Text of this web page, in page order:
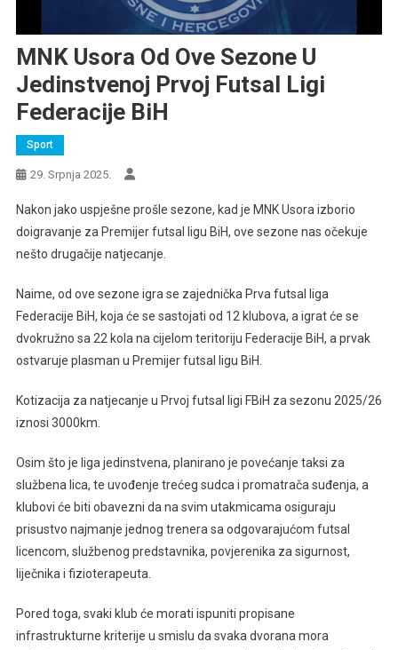
MNK Usora Od Ove Sezone U
Jedinstvenoj Prvoj Futsal Ligi
Federacije BiH
Sport
29. Srpnja 2025.
Nakon jako uspješne prošle sezone, kad je MNK Usora izborio
doigravanje za Premijer futsal ligu BiH, ove sezone nas očekuje
nešto drugačije natjecanje.
Naime, od ove sezone igra se zajednička Prva futsal liga
Federacije BiH, koja će se sastojati od 12 klubova, a igrat će se
dvokružno sa 22 kola na cijelom teritoriju Federacije BiH, a prvak
ostvaruje plasman u Premijer futsal ligu BiH.
Kotizacija za natjecanje u Prvoj futsal ligi FBiH za sezonu 2025/26
iznosi 3000km.
Osim što je liga jedinstvena, planirano je povećanje taksi za
službena lica, te uvođenje trećeg sudca i promatrača suđenja, a
klubovi će biti obavezni da na svim utakmicama osiguraju
prisustvo najmanje jednog trenera sa odgovarajućom futsal
licencom, službenog predstavnika, povjerenika za sigurnost,
liječnika i fizioterapeuta.
Pored toga, svaki klub će morati ispuniti propisane
infrastrukturne kriterije u smislu da svaka dvorana mora